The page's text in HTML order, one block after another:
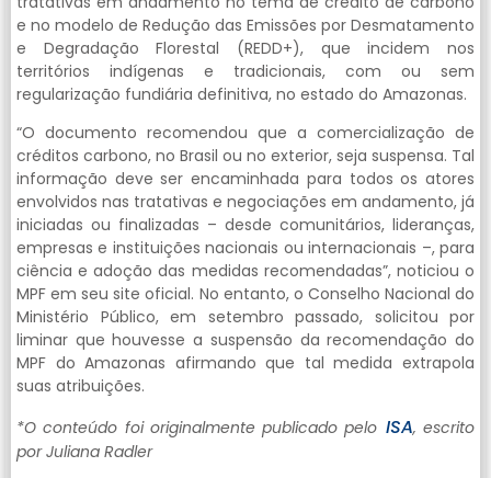
e no modelo de Redução das Emissões por Desmatamento
e Degradação Florestal (REDD+), que incidem nos
territórios indígenas e tradicionais, com ou sem
regularização fundiária definitiva, no estado do Amazonas.
“O documento recomendou que a comercialização de
créditos carbono, no Brasil ou no exterior, seja suspensa. Tal
informação deve ser encaminhada para todos os atores
envolvidos nas tratativas e negociações em andamento, já
iniciadas ou finalizadas – desde comunitários, lideranças,
empresas e instituições nacionais ou internacionais –, para
ciência e adoção das medidas recomendadas”, noticiou o
MPF em seu site oficial. No entanto, o Conselho Nacional do
Ministério Público, em setembro passado, solicitou por
liminar que houvesse a suspensão da recomendação do
MPF do Amazonas afirmando que tal medida extrapola
suas atribuições.
*O conteúdo foi originalmente publicado pelo ISA, escrito
por Juliana Radler